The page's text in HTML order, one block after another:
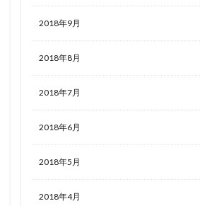
2018年9月
2018年8月
2018年7月
2018年6月
2018年5月
2018年4月